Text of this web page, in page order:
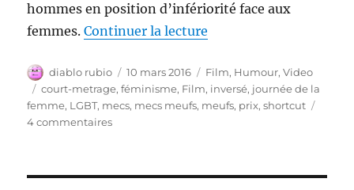
hommes en position d’infériorité face aux
femmes.Continuer la lecture
Auteur
diablo rubio
Publié
le
10 mars 2016 Catégories
Film, Humour,Video
Étiquettes
court-metrage,féminisme, Film, inversé, journée de la
femme, LGBT, mecs, mecs meufs, meufs, prix,shortcut
4 commentairessur